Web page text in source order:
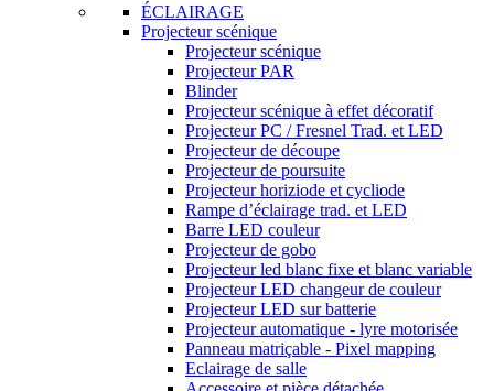
ÉCLAIRAGE
Projecteur scénique
Projecteur scénique
Projecteur PAR
Blinder
Projecteur scénique à effet décoratif
Projecteur PC / Fresnel Trad. et LED
Projecteur de découpe
Projecteur de poursuite
Projecteur horiziode et cycliode
Rampe d’éclairage trad. et LED
Barre LED couleur
Projecteur de gobo
Projecteur led blanc fixe et blanc variable
Projecteur LED changeur de couleur
Projecteur LED sur batterie
Projecteur automatique - lyre motorisée
Panneau matriçable - Pixel mapping
Eclairage de salle